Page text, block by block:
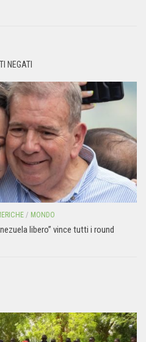
NEGATI
/ MONDO
libero” vince tutti i round